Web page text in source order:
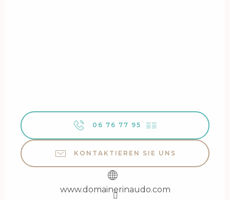
06 76 77 95 ▒▒
KONTAKTIEREN SIE UNS
www.domainerinaudo.com